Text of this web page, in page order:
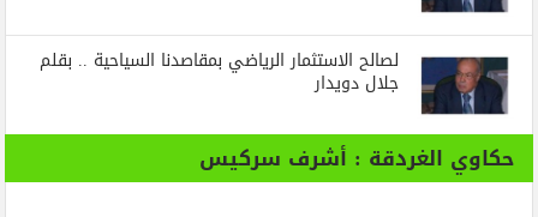
لصالح الاستثمار الرياضي بمقاصدنا السياحية .. بقلم
جلال دويدار
حكاوي الغردقة : أشرف سركيس